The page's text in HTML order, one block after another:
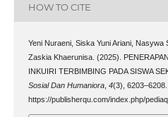
HOW TO CITE
Yeni Nuraeni, Siska Yuni Ariani, Nasywa
Zaskia Khaerunisa. (2025).
INKUIRI TERBIMBING PADA SISWA
Sosial Dan Humaniora, 4(3),
https://publisherqu.com/index.php/